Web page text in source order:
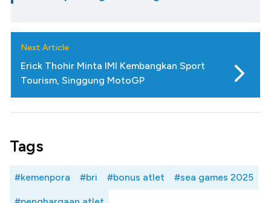
Next Article
Erick Thohir Minta IMI Kembangkan Sport
Tourism, Singgung MotoGP
Tags
#kemenpora #bri #bonus atlet #sea games 2025